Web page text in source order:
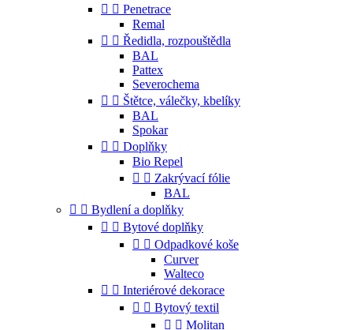
  Penetrace
Remal
  Ředidla, rozpouštědla
BAL
Pattex
Severochema
  Štětce, válečky, kbelíky
BAL
Spokar
  Doplňky
Bio Repel
  Zakrývací fólie
BAL
  Bydlení a doplňky
  Bytové doplňky
  Odpadkové koše
Curver
Walteco
  Interiérové dekorace
  Bytový textil
  Molitan